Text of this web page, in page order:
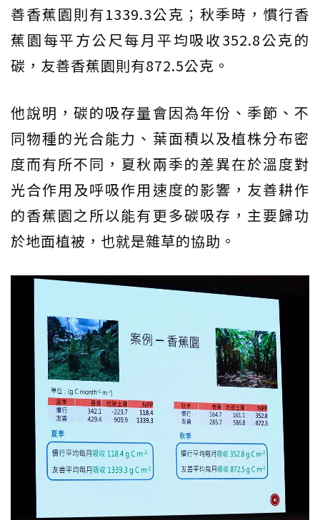
善香蕉園則有1339.3公克；秋季時，慣行香
蕉園每平方公尺每月平均吸收352.8公克的
碳，友善香蕉園則有872.5公克。
他說明，碳的吸存量會因為年份、季節、不
同物種的光合能力、葉面積以及植株分布密
度而有所不同，夏秋兩季的差異在於溫度對
光合作用及呼吸作用速度的影響，友善耕作
的香蕉園之所以能有更多碳吸存，主要歸功
於地面植被，也就是雜草的協助。